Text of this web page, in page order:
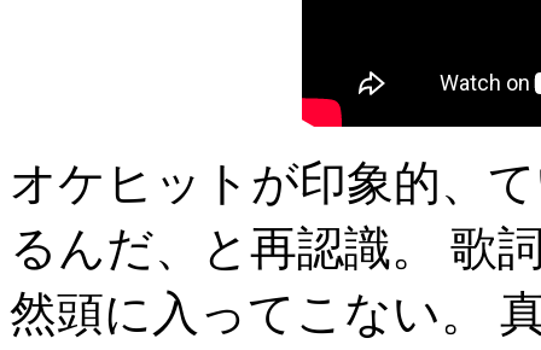
オケヒットが印象的、
るんだ、と再認識。 歌
然頭に入ってこない。